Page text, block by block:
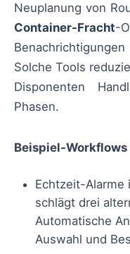
Neuplanung von
Container-Fracht-
Solche Tools
Disponenten
Phasen.
Beispiel-Workflows
Echtzeit-
schlägt drei
Automatische
Auswahl und